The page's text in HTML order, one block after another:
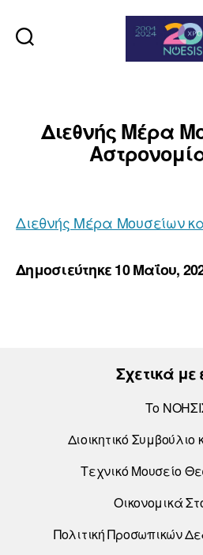
Διεθνής Μέρα
Διεθνής Μέρα Μουσείων
Δημοσιεύτηκε 10 Μαΐου,
Σχετικά
Το
Διοικητικό
Τεχνικό Μουσείο
Οικονομικά
Πολιτική Προσωπικών